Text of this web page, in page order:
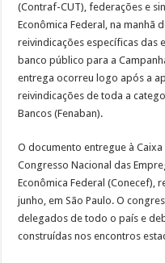
(Contraf-CUT), federações e
Econômica Federal, na manhã
reivindicações específicas das
banco público para a
entrega ocorreu logo após a
reivindicações de toda a
Bancos (Fenaban).
O documento entregue à
Congresso Nacional das
Econômica Federal (Conecef),
junho, em São Paulo. O
delegados de todo o país e
construídas nos encontros